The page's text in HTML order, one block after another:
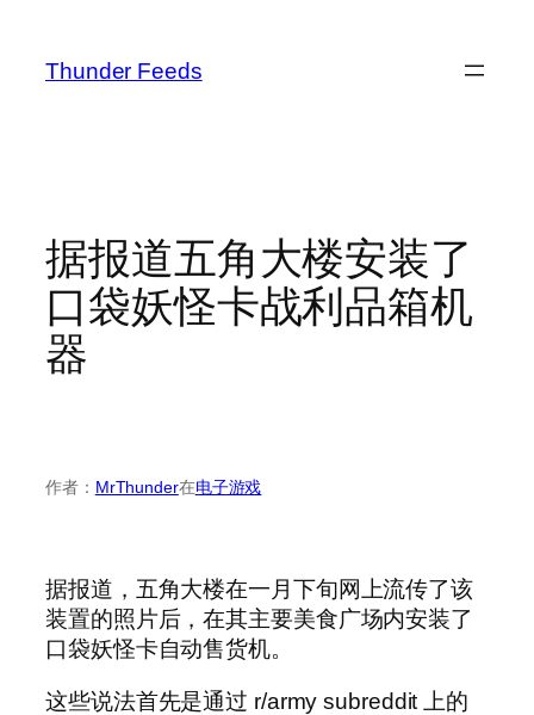
Thunder Feeds
据报道五角大楼安装了
口袋妖怪卡战利品箱机
器
作者： MrThunder在电子游戏
据报道，五角大楼在一月下旬网上流传了该
装置的照片后，在其主要美食广场内安装了
口袋妖怪卡自动售货机。
这些说法首先是通过 r/army subreddit 上的